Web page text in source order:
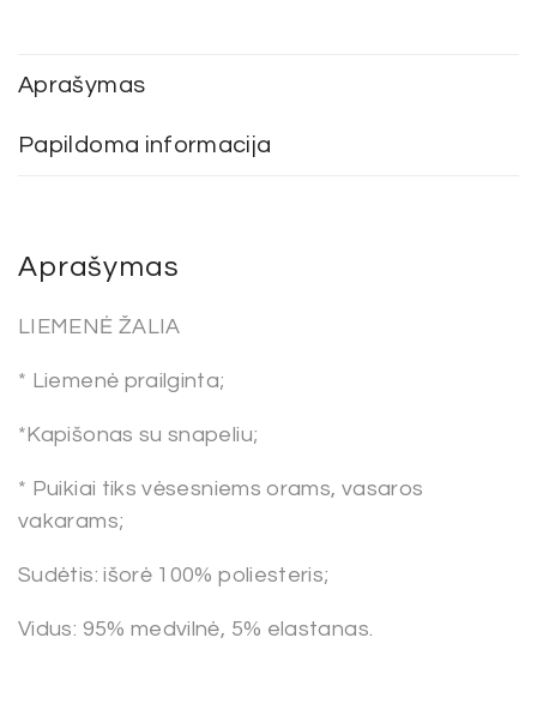
Aprašymas
Papildoma informacija
Aprašymas
LIEMENĖ ŽALIA
* Liemenė prailginta;
*Kapišonas su snapeliu;
* Puikiai tiks vėsesniems orams, vasaros
vakarams;
Sudėtis: išorė 100% poliesteris;
Vidus: 95% medvilnė, 5% elastanas.